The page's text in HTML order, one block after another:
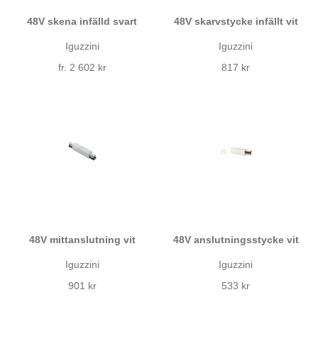
48V skena infälld svart
Iguzzini
fr. 2 602 kr
48V skarvstycke infällt vit
Iguzzini
817 kr
48V mittanslutning vit
Iguzzini
901 kr
48V anslutningsstycke vit
Iguzzini
533 kr